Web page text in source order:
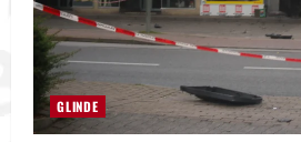
GLINDE